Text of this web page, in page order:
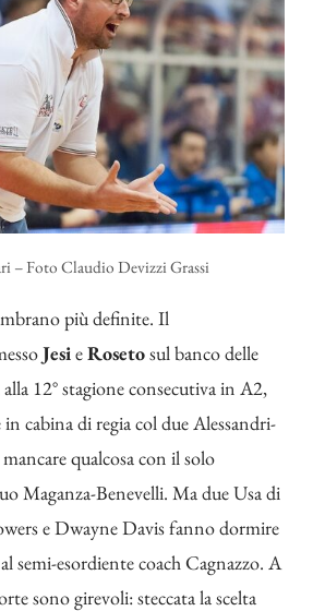
– Foto Claudio Devizzi Grassi
più definite. Il
JesieRosetosul banco delle
12° stagione consecutiva in A2,
cabina di regia col due Alessandri-
qualcosa con il solo
Maganza-Benevelli. Ma due Usa di
e Dwayne Davis fanno dormire
semi-esordiente coach Cagnazzo. A
sono girevoli: steccata la scelta